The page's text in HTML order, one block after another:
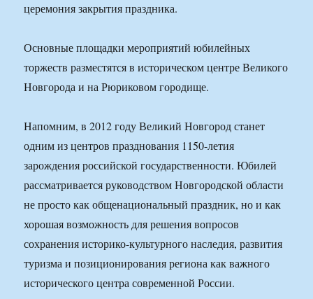
церемония закрытия праздника.
Основные площадки мероприятий юбилейных
торжеств разместятся в историческом центре Великого
Новгорода и на Рюриковом городище.
Напомним, в 2012 году Великий Новгород станет
одним из центров празднования 1150-летия
зарождения российской государственности. Юбилей
рассматривается руководством Новгородской области
не просто как общенациональный праздник, но и как
хорошая возможность для решения вопросов
сохранения историко-культурного наследия, развития
туризма и позиционирования региона как важного
исторического центра современной России.